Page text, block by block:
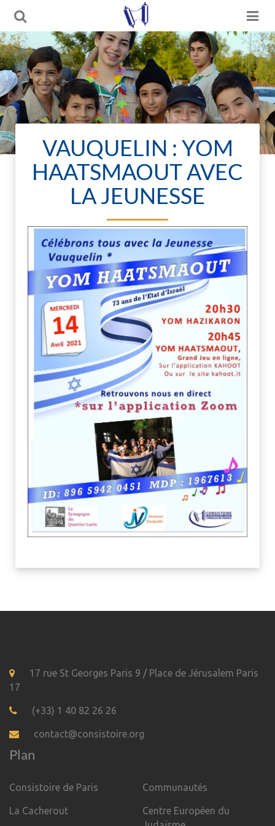
VAUQUELIN : YOM
HAATSMAOUT AVEC
LA JEUNESSE
17 rue St Georges Paris 9 / Place de Jérusalem Paris
17
(+33) 1 40 82 26 26
contact@consistoire.org
Plan
Consistoire de Paris
La Cacherout
Communautés
Centre Européen du